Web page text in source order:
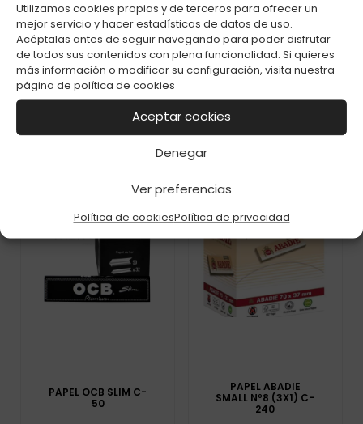
Utilizamos cookies propias y de terceros para ofrecer un
mejor servicio y hacer estadísticas de datos de uso.
Acéptalas antes de seguir navegando para poder disfrutar
de todos sus contenidos con plena funcionalidad. Si quieres
más información o modificar su configuración, visita nuestra
página de política de cookies
Aceptar cookies
Denegar
Ver preferencias
Política de cookiesPolítica de privacidad
PAPEL OCB
ORGANICO SLIM +
TIPS C-32
PAPEL GULIWER
ORANGE C-50
PAPEL OCB SLIM C-
50
PAPEL ABADIE
SMALL Nº8 (3X1) C-
240